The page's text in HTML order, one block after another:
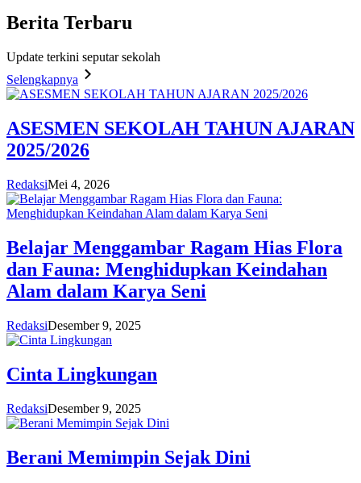
Berita Terbaru
Update terkini seputar sekolah
Selengkapnya
ASESMEN SEKOLAH TAHUN AJARAN
2025/2026
RedaksiMei 4, 2026
Belajar Menggambar Ragam Hias Flora
dan Fauna: Menghidupkan Keindahan
Alam dalam Karya Seni
RedaksiDesember 9, 2025
Cinta Lingkungan
RedaksiDesember 9, 2025
Berani Memimpin Sejak Dini